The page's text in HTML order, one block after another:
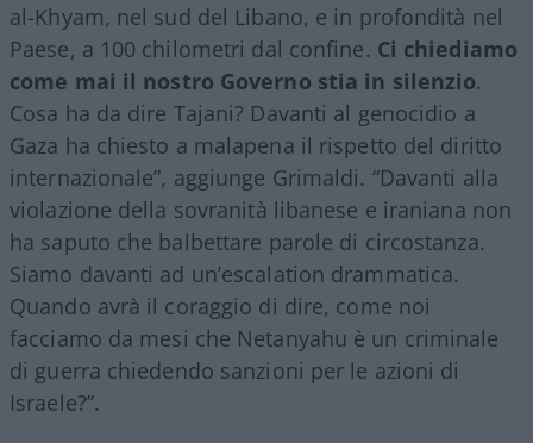
al-Khyam, nel sud del Libano, e in profondità nel
Paese, a 100 chilometri dal confine. Ci chiediamo
come mai il nostro Governo stia in silenzio.
Cosa ha da dire Tajani? Davanti al genocidio a
Gaza ha chiesto a malapena il rispetto del diritto
internazionale”, aggiunge Grimaldi. “Davanti alla
violazione della sovranità libanese e iraniana non
ha saputo che balbettare parole di circostanza.
Siamo davanti ad un’escalation drammatica.
Quando avrà il coraggio di dire, come noi
facciamo da mesi che Netanyahu è un criminale
di guerra chiedendo sanzioni per le azioni di
Israele?”.